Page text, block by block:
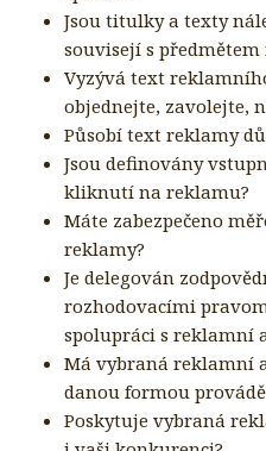
Jsou titulky a texty
souvisejí s předmětem
Vyzývá text
objednejte, zavolejte,
Působí text reklamy
Jsou definovány
kliknutí na reklamu?
Máte zabezpečeno
reklamy?
Je delegován
rozhodovacími
spolupráci s reklamní
Má vybraná reklamní
danou formou
Poskytuje vybraná